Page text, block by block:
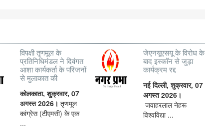
विपक्षी तृणमूल के
प्रतिनिधिमंडल ने दिवंगत
आशा कार्यकर्ता के परिजनों
से मुलाकात की
कोलकाता, शुक्रवार, 07
अगस्त 2026।तृणमूल
कांग्रेस (टीएमसी) के एक
...
जेएनयूएसयू के विरोध के
बाद इस्कॉन से जुड़ा
कार्यक्रम रद्द
नई दिल्ली, शुक्रवार, 07
अगस्त 2026।
जवाहरलाल नेहरू
विश्वविद्या ...